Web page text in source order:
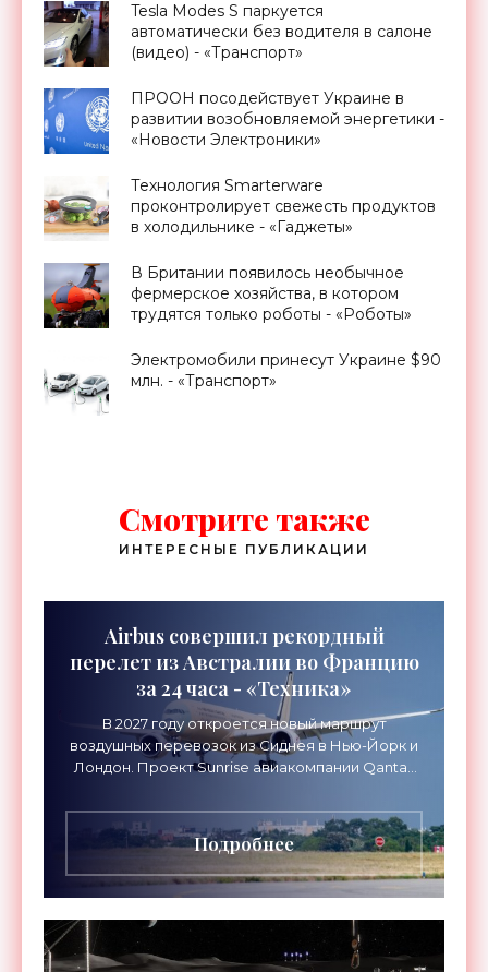
Tesla Modes S паркуется
автоматически без водителя в салоне
(видео) - «Транспорт»
ПРООН посодействует Украине в
развитии возобновляемой энергетики -
«Новости Электроники»
Технология Smarterware
проконтролирует свежесть продуктов
в холодильнике - «Гаджеты»
В Британии появилось необычное
фермерское хозяйства, в котором
трудятся только роботы - «Роботы»
Электромобили принесут Украине $90
млн. - «Транспорт»
Смотрите также
ИНТЕРЕСНЫЕ ПУБЛИКАЦИИ
Airbus совершил рекордный
перелет из Австралии во Францию
за 24 часа - «Техника»
В 2027 году откроется новый маршрут
воздушных перевозок из Сиднея в Нью-Йорк и
Лондон. Проект Sunrise авиакомпании Qantas
длительностью до 24
Подробнее